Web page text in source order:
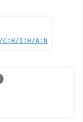
C:H/I:H/A:N